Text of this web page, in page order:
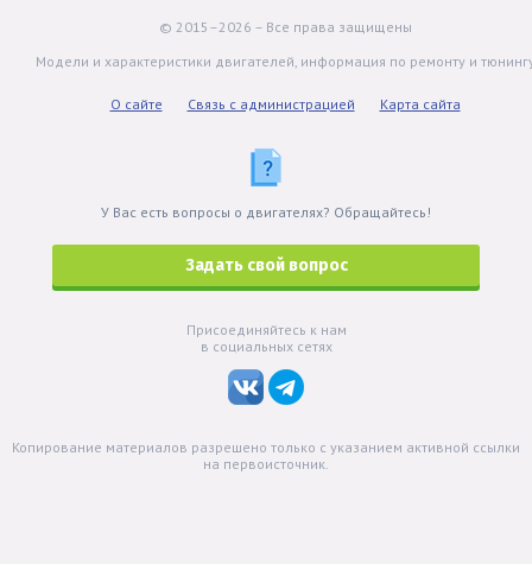
© 2015–2026 – Все права защищены
Модели и характеристики двигателей, информация по ремонту и
О сайте Связь с администрацией Карта сайта
У Вас есть вопросы о двигателях? Обращайтесь!
Задать свой вопрос
Присоединяйтесь к нам
в социальных сетях
Копирование материалов разрешено только с указанием активной ссылки
на первоисточник.